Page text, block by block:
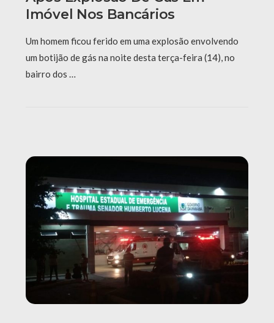
Imóvel Nos Bancários
Um homem ficou ferido em uma explosão envolvendo
um botijão de gás na noite desta terça-feira (14), no
bairro dos …